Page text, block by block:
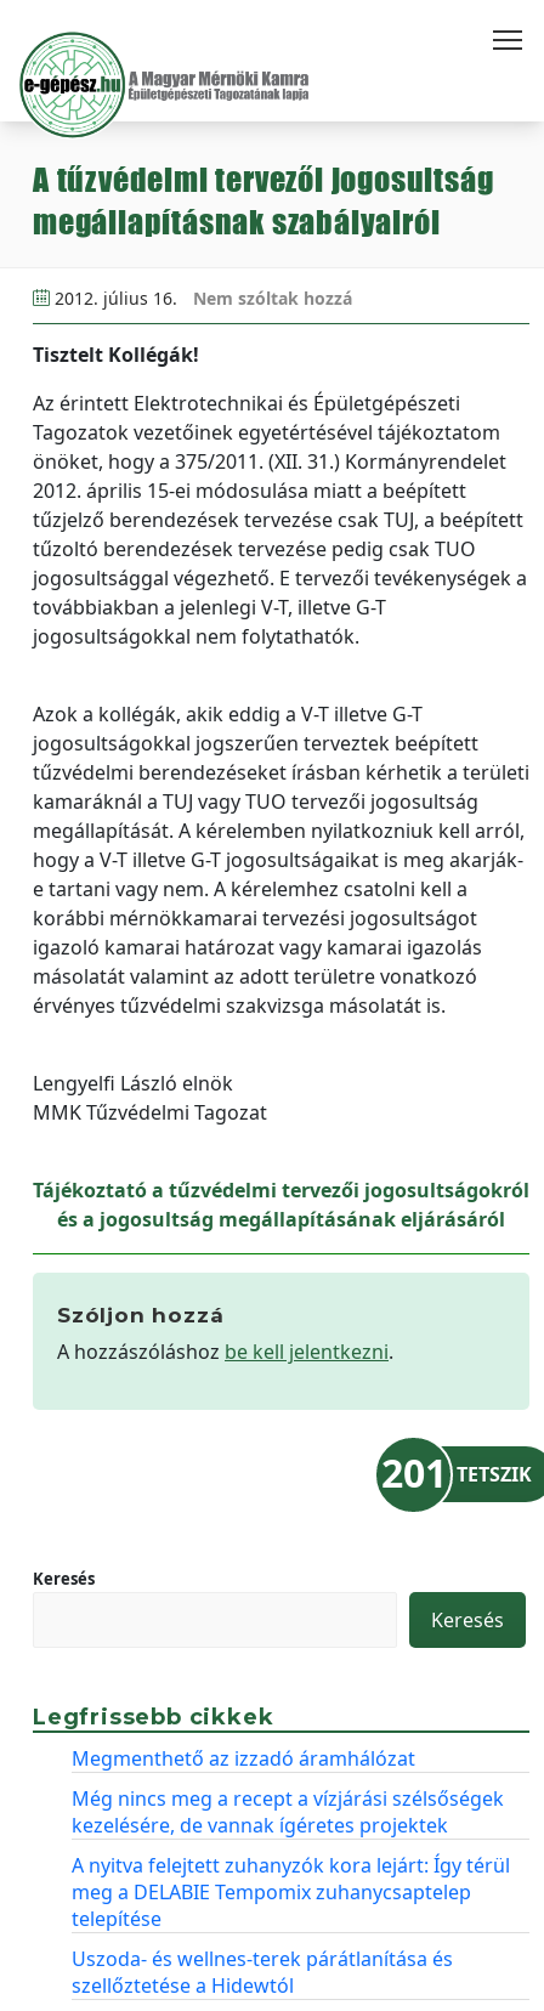
A tűzvédelmi tervezői jogosultság
megállapításnak szabályairól
2012. július 16. Nem szóltak hozzá
Tisztelt Kollégák!
Az érintett Elektrotechnikai és Épületgépészeti
Tagozatok vezetőinek egyetértésével tájékoztatom
önöket, hogy a 375/2011. (XII. 31.) Kormányrendelet
2012. április 15-ei módosulása miatt a beépített
tűzjelző berendezések tervezése csak TUJ, a beépített
tűzoltó berendezések tervezése pedig csak TUO
jogosultsággal végezhető. E tervezői tevékenységek a
továbbiakban a jelenlegi V-T, illetve G-T
jogosultságokkal nem folytathatók.
Azok a kollégák, akik eddig a V-T illetve G-T
jogosultságokkal jogszerűen terveztek beépített
tűzvédelmi berendezéseket írásban kérhetik a területi
kamaráknál a TUJ vagy TUO tervezői jogosultság
megállapítását. A kérelemben nyilatkozniuk kell arról,
hogy a V-T illetve G-T jogosultságaikat is meg akarják-
e tartani vagy nem. A kérelemhez csatolni kell a
korábbi mérnökkamarai tervezési jogosultságot
igazoló kamarai határozat vagy kamarai igazolás
másolatát valamint az adott területre vonatkozó
érvényes tűzvédelmi szakvizsga másolatát is.
Lengyelfi László elnök
MMK Tűzvédelmi Tagozat
Tájékoztató a tűzvédelmi tervezői jogosultságokról
és a jogosultság megállapításának eljárásáról
Szóljon hozzá
A hozzászóláshoz be kell jelentkezni.
201 TETSZIK
Keresés
Keresés
Legfrissebb cikkek
Megmenthető az izzadó áramhálózat
Még nincs meg a recept a vízjárási szélsőségek
kezelésére, de vannak ígéretes projektek
A nyitva felejtett zuhanyzók kora lejárt: Így térül
meg a DELABIE Tempomix zuhanycsaptelep
telepítése
Uszoda- és wellnes-terek párátlanítása és
szellőztetése a Hidewtól